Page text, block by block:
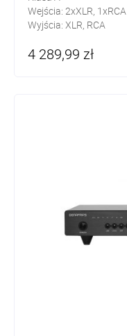
Wejścia: 2xXLR, 1xRCA
Wyjścia: XLR, RCA
4 289,99 zł